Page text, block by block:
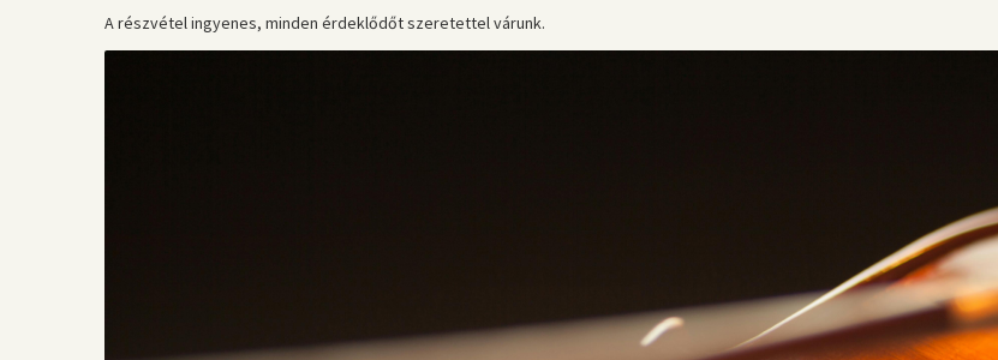
A részvétel ingyenes, minden érdeklődőt szeretettel várunk.